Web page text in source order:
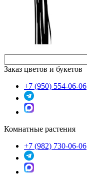
Заказ цветов и букетов
+7 (950) 554-06-06
Комнатные растения
+7 (982) 730-06-06